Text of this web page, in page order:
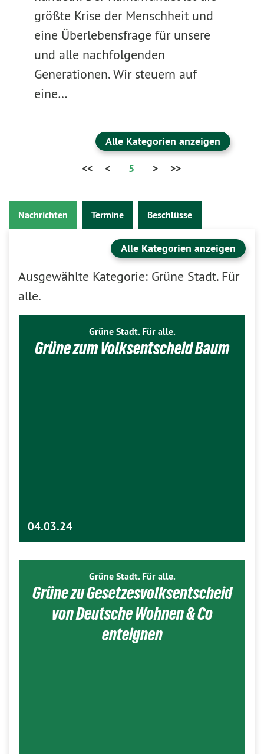
größte Krise der Menschheit und
eine Überlebensfrage für unsere
und alle nachfolgenden
Generationen. Wir steuern auf
eine…
Alle Kategorien anzeigen
<<
< 5 > >>
Nachrichten Termine Beschlüsse
Alle Kategorien anzeigen
Ausgewählte Kategorie: Grüne Stadt. Für
alle.
Grüne Stadt. Für alle.
Grüne zum Volksentscheid Baum
04.03.24
Grüne Stadt. Für alle.
Grüne zu Gesetzesvolksentscheid
von Deutsche Wohnen & Co
enteignen